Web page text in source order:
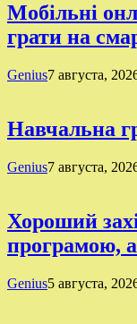
Мобільні
грати на
Genius7 августа,
Навчальна
Genius7 августа,
Хороший
програмою,
Genius5 августа,